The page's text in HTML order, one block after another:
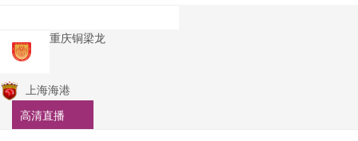
重庆铜梁龙
上海海港
高清直播